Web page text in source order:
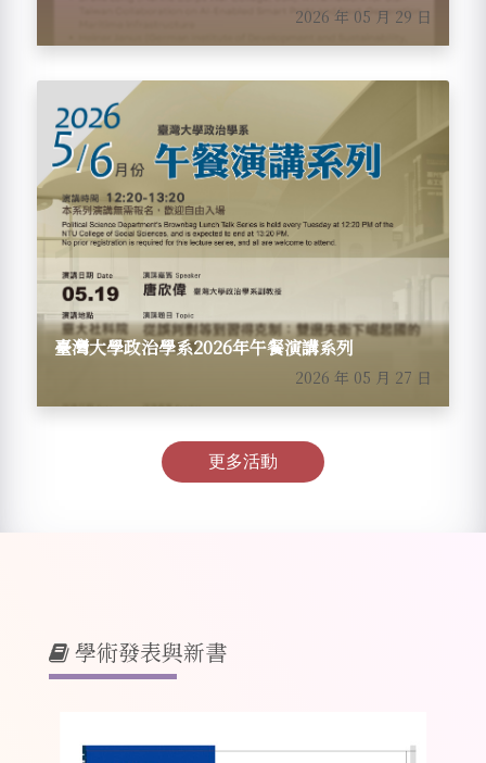
2026 年 05 月 29 日
臺灣大學政治學系2026年午餐演講系列
2026 年 05 月 27 日
更多活動
學術發表與新書